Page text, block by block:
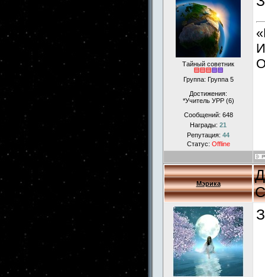
Тайный советник
Группа: Группа 5
Достижения:
*Учитель УРР (6)
Сообщений: 648
Награды: 21
Репутация: 44
Статус: Offline
Мэрика